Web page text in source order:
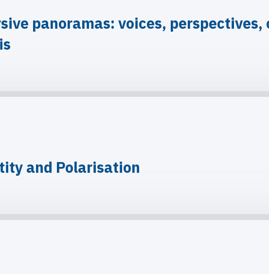
panoramas: voices, perspectives,
and Polarisation